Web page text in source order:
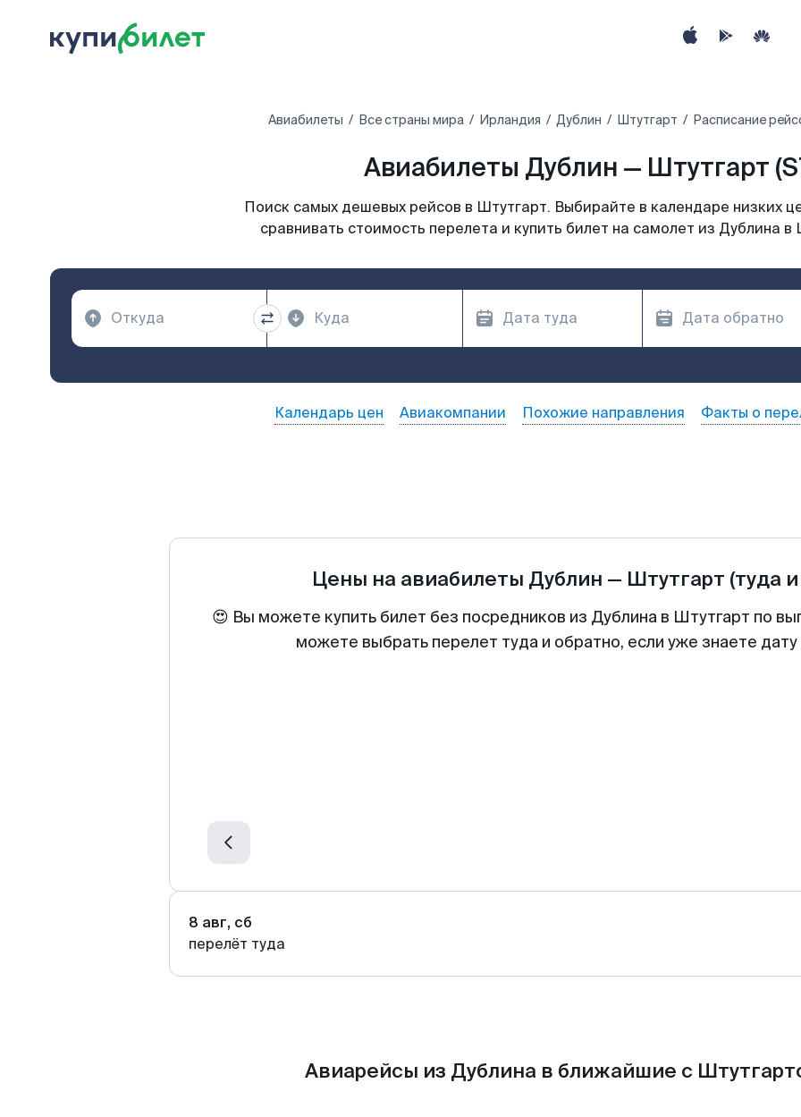
Авиабилеты Все страны мира Ирландия Дублин Штутгарт Расписание
Авиабилеты Дублин — Штутгарт
Поиск самых дешевых рейсов в Штутгарт. Выбирайте в календаре низких
сравнивать стоимость перелета и купить билет на самолет из Дублина в
Календарь цен Авиакомпании Похожие направления Факты о
Цены на авиабилеты Дублин — Штутгарт (туда
😍 Вы можете купить билет без посредников из Дублина в Штутгарт по
можете выбрать перелет туда и обратно, если уже знаете
8 авг, сб
перелёт туда
Авиарейсы из Дублина в ближайшие с